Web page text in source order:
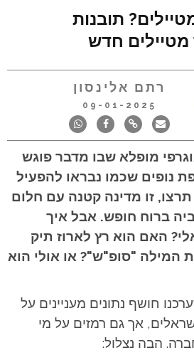
תובנות
חדש
רתם אלינסון
09-01-2025
מופלא שבו מדבר פוגש
נופים שכמו נבראו להפעיל
זו מדינה קטנה עם חלום
ברוח חופש. אבל איך
האם הוא רץ לארוז תיק
המילה "סופ"ש"? או אולי הוא
חושף נתונים מעניינים על
אך גם רמזים על מי
הבה נצלול: